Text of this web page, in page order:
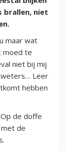
brallen, niet
maar wat
moed te
niet bij mij
Leer
hebben
de doffe
met de